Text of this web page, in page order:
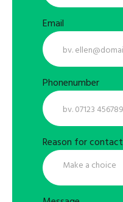
Email
Phonenumber
Reason for contact